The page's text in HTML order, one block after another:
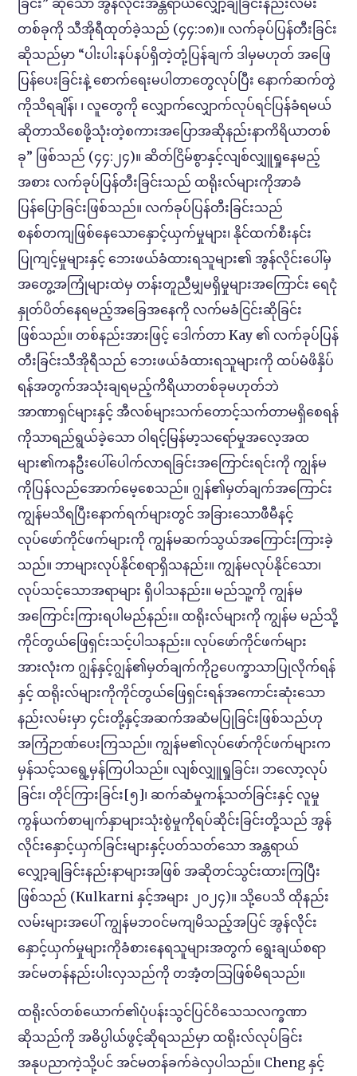
ခြင်း” ဆိုသော အွန်လိုင်းအန္တရာယ်လျှော့ချခြင်းနည်းလမ်း
တစ်ခုကို သီအိုရီထုတ်ခဲ့သည် (၄၄:၁၈)။ လက်ခုပ်ပြန်တီးခြင်း
ဆိုသည်မှာ “ပါးပါးနပ်နပ်ရှိတဲ့တုံ့ပြန်ချက် ဒါမှမဟုတ် အဖြေ
ပြန်ပေးခြင်းနဲ့ စောက်ရေးမပါတာတွေလုပ်ပြီး နောက်ဆက်တွဲ
ကိုသိရချိန်၊ ၊ လူတွေကို လျှောက်လျှောက်လုပ်ရင်ပြန်ခံရမယ်
ဆိုတာသိစေဖို့သုံးတဲ့စကားအပြောအဆိုနည်းနာကိရိယာတစ်
ခု” ဖြစ်သည် (၄၄:၂၄)။ ဆိတ်ငြိမ်စွာနှင့်လျစ်လျှူရှုနေမည့်
အစား လက်ခုပ်ပြန်တီးခြင်းသည် ထရိုးလ်များကိုအာခံ
ပြန်ပြောခြင်းဖြစ်သည်။ လက်ခုပ်ပြန်တီးခြင်းသည်
စနစ်တကျဖြစ်နေသောနှောင့်ယှက်မှုများ၊ နိုင်ထက်စီးနင်း
ပြုကျင့်မှုများနှင့် ဘေးဖယ်ခံထားရသူများ၏ အွန်လိုင်းပေါ်မှ
အတွေ့အကြုံများထဲမှ တန်းတူညီမျှမရှိမှုများအကြောင်း ရေငုံ
နှုတ်ပိတ်နေရမည့်အခြေအနေကို လက်မခံငြင်းဆိုခြင်း
ဖြစ်သည်။ တစ်နည်းအားဖြင့် ဒေါက်တာ Kay ၏ လက်ခုပ်ပြန်
တီးခြင်းသီအိုရီသည် ဘေးဖယ်ခံထားရသူများကို ထပ်မံဖိနှိပ်
ရန်အတွက်အသုံးချရမည့်ကိရိယာတစ်ခုမဟုတ်ဘဲ
အာဏာရှင်များနှင့် အီလစ်များသက်‌တောင့်သက်တာမရှိစေရန်
ကိုသာရည်ရွယ်ခဲ့သော ဝါရင့်မြန်မာ့သရော်မှုအလေ့အထ
များ၏ကနဦးပေါ်ပေါက်လာရခြင်းအကြောင်းရင်းကို ကျွန်မ
ကိုပြန်လည်အောက်မေ့စေသည်။ ဂျွန်၏မှတ်ချက်အကြောင်း
ကျွန်မသိရပြီးနောက်ရက်များတွင် အခြားသောဖီမီနင့်
လုပ်ဖော်ကိုင်ဖက်များကို ကျွန်မဆက်သွယ်အကြောင်းကြားခဲ့
သည်။ ဘာများလုပ်နိုင်စရာရှိသနည်း။ ကျွန်မလုပ်နိုင်သော၊
လုပ်သင့်သောအရာများ ရှိပါသနည်း။ မည်သူ့ကို ကျွန်မ
အကြောင်းကြားရပါမည်နည်း။ ထရိုးလ်များကို ကျွန်မ မည်သို့
ကိုင်တွယ်ဖြေရှင်းသင့်ပါသနည်း။ လုပ်ဖော်ကိုင်ဖက်များ
အားလုံးက ဂျွန်နှင့်ဂျွန်၏မှတ်ချက်ကိုဥပေက္ခာသာပြုလိုက်ရန်
နှင့် ထရိုးလ်များကိုကိုင်တွယ်ဖြေရှင်းရန်အကောင်းဆုံးသော
နည်းလမ်းမှာ ၄င်းတို့နှင့်အဆက်အဆံမပြုခြင်းဖြစ်သည်ဟု
အကြံဉာဏ်ပေးကြသည်။ ကျွန်မ၏လုပ်ဖော်ကိုင်ဖက်များက
မှန်သင့်သရွေ့မှန်ကြပါသည်။ လျစ်လျှူရှုခြင်း၊ ဘလော့လုပ်
ခြင်း၊ တိုင်ကြားခြင်း[၅]၊ ဆက်ဆံမှုကန့်သတ်ခြင်းနှင့် လူမှု
ကွန်ယက်စာမျက်နှာများသုံးစွဲမှုကိုရပ်ဆိုင်းခြင်းတို့သည် အွန်
လိုင်းနှောင့်ယှက်ခြင်းများနှင့်ပတ်သတ်သော အန္တရာယ်
လျှော့ချခြင်းနည်းနာများအဖြစ် အဆိုတင်သွင်းထားကြပြီး
ဖြစ်သည် (Kulkarni နှင့်အများ ၂၀၂၄)။ သို့ပေသိ ထိုနည်း
လမ်းများအပေါ် ကျွန်မဘဝင်မကျမိသည့်အပြင် အွန်လိုင်း
နှောင့်ယှက်မှုများကိုခံစားနေရသူများအတွက် ရွေးချယ်စရာ
အင်မတန်နည်းပါးလှသည်ကို တအံ့တသြဖြစ်မိရသည်။
ထရိုးလ်တစ်ယောက်၏ပုံပန်းသွင်ပြင်ဝိသေသလက္ခဏာ
ဆိုသည်ကို အဓိပ္ပါယ်ဖွင့်ဆိုရသည်မှာ ထရိုးလ်လုပ်ခြင်း
အနုပညာကဲ့သို့ပင် အင်မတန်ခက်ခဲလှပါသည်။ Cheng နှင့်